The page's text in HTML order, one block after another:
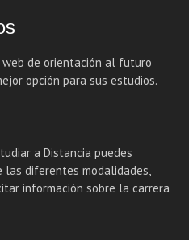
de orientación al futuro
opción para sus estudios.
a Distancia puedes
diferentes modalidades,
información sobre la carrera